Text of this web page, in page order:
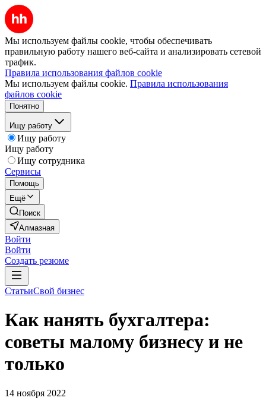
Мы используем файлы cookie, чтобы обеспечивать
правильную работу нашего веб-сайта и анализировать сетевой
трафик.
Правила использования файлов cookie
Мы используем файлы cookie. Правила использования
файлов cookie
Понятно
Ищу работу
Ищу работу
Ищу работу
Ищу сотрудника
Сервисы
Помощь
Ещё
Поиск
Алмазная
Войти
Войти
Создать резюме
СтатьиСвой бизнес
Как нанять бухгалтера:
советы малому бизнесу и не
только
14 ноября 2022